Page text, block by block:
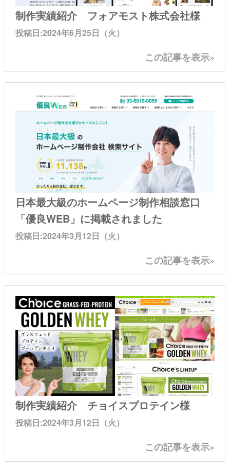
制作実績紹介 フォアモスト株式会社様
投稿日:2024年6月25日（火）
この記事を表示»
日本最大級のホームページ制作相談窓口
「優良WEB」に掲載されました
投稿日:2024年3月12日（火）
この記事を表示»
制作実績紹介 チョイスプロテイン様
投稿日:2024年3月12日（火）
この記事を表示»